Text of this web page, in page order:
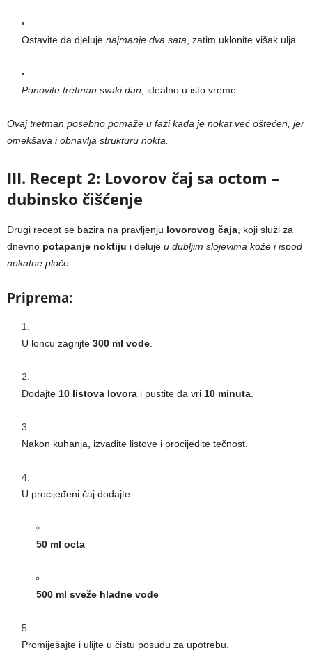
Ostavite da djeluje najmanje dva sata, zatim uklonite višak ulja.
Ponovite tretman svaki dan, idealno u isto vreme.
Ovaj tretman posebno pomaže u fazi kada je nokat već oštećen, jer
omekšava i obnavlja strukturu nokta.
III. Recept 2: Lovorov čaj sa octom –
dubinsko čišćenje
Drugi recept se bazira na pravljenju lovorovog čaja, koji služi za
dnevno potapanje noktiju i deluje u dubljim slojevima kože i ispod
nokatne ploče.
Priprema:
U loncu zagrijte 300 ml vode.
Dodajte 10 listova lovora i pustite da vri 10 minuta.
Nakon kuhanja, izvadite listove i procijedite tečnost.
U procijeđeni čaj dodajte:
50 ml octa
500 ml sveže hladne vode
Promiješajte i ulijte u čistu posudu za upotrebu.